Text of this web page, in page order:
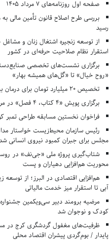
صفحه اول روزنامه‌های 7 مرداد 1405
بررسی طرح اصلاح قانون تأمین مالی به
رسید
از توسعه زنجیره اشتغال زنان و مشاغل
استقرار نظام صلاحیت حرفه‌ای در کشور
برگزاری نشست‌های تخصصی
«روح خیال» تا «گل‌های همیشه بهار»
تخصیص ۲۰ میلیارد تومان برای درمان بیماران هموفیلی
برگزاری پویش «۴ کتاب، ۴ فصل» در مراکز کانون البرز
فراخوان نخستین مسابقه طراحی
رئیس سازمان محیط‌زیست خواستار
مجلس برای جبران کمبود نیروی انسانی
شتاب‌گیری پروژه ملی «جی‌نف» در
محوریت هم‌افزایی دهیاران و پست
هم‌افزایی اقتصادی در البرز؛ از
آبی تا استقرار میز خدمت مالیاتی
مرضیه برومند دبیر سی‌ویکمین جشنواره
کودک و نوجوان شد
ظرفیت‌های مغفول گردشگری کرج در
پایدار / بوم‌گردی پیشران اقتصاد محلی